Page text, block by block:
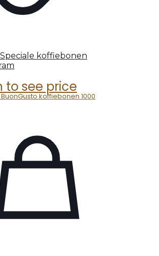
koffiebonen
to see price